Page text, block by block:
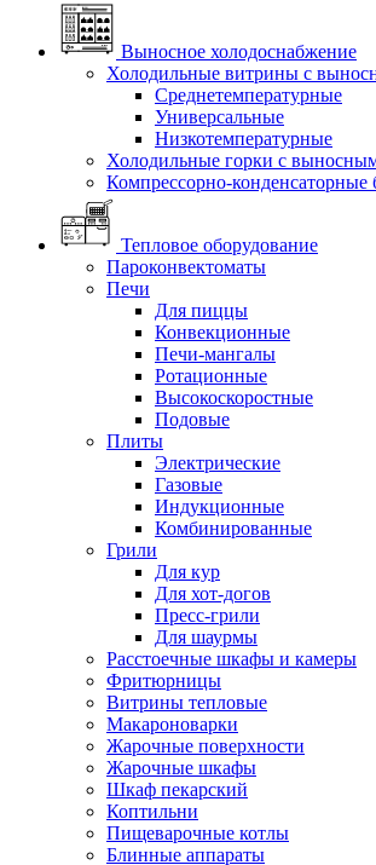
Выносное холодоснабжение
Холодильные витрины с
Среднетемпературные
Универсальные
Низкотемпературные
Холодильные горки с
Компрессорно-
Тепловое оборудование
Пароконвектоматы
Печи
Для пиццы
Конвекционные
Печи-мангалы
Ротационные
Высокоскоростные
Подовые
Плиты
Электрические
Газовые
Индукционные
Комбинированные
Грили
Для кур
Для хот-догов
Пресс-грили
Для шаурмы
Расстоечные шкафы и камеры
Фритюрницы
Витрины тепловые
Макароноварки
Жарочные поверхности
Жарочные шкафы
Шкаф пекарский
Коптильни
Пищеварочные котлы
Блинные аппараты